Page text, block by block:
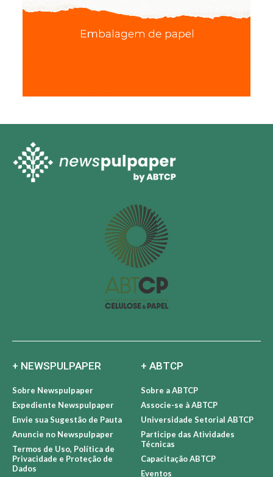
+ NEWSPULPAPER
Sobre Newspulpaper
Expediente Newspulpaper
Envie sua Sugestão de Pauta
Anuncie no Newspulpaper
Termos de Uso, Política de
Privacidade e Proteção de
Dados
+ ABTCP
Sobre a ABTCP
Associe-se à ABTCP
Universidade Setorial ABTCP
Participe das Atividades
Técnicas
Capacitação ABTCP
Eventos